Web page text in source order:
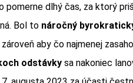
dlhý čas, za ktorý
Bol to náročný
aby čo najmenej
odstávky sa nakoniec